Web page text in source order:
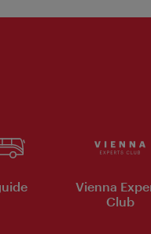
Vienna
Club